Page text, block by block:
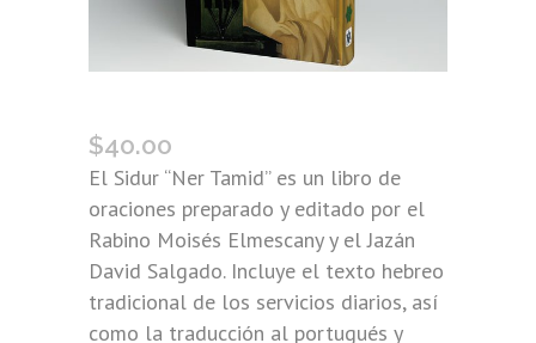
$40.00
El Sidur “Ner Tamid” es un libro de
oraciones preparado y editado por el
Rabino Moisés Elmescany y el Jazán
David Salgado. Incluye el texto hebreo
tradicional de los servicios diarios, así
como la traducción al portugués y